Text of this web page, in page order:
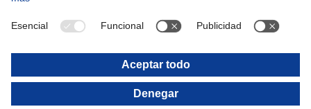
OCEANIA